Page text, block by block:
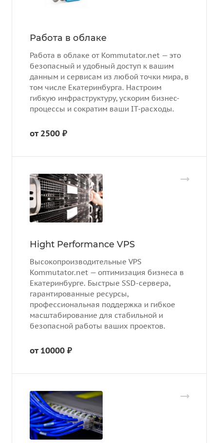
Работа в облаке
Работа в облаке от Kommutator.net — это
безопасный и удобный доступ к вашим
данным и сервисам из любой точки мира, в
том числе Екатеринбурга. Настроим
гибкую инфраструктуру, ускорим бизнес-
процессы и сократим ваши IT‑расходы.
от 2500 ₽
Hight Performance VPS
Высокопроизводительные VPS
Kommutator.net — оптимизация бизнеса в
Екатеринбурге. Быстрые SSD-сервера,
гарантированные ресурсы,
профессиональная поддержка и гибкое
масштабирование для стабильной и
безопасной работы ваших проектов.
от 10000 ₽